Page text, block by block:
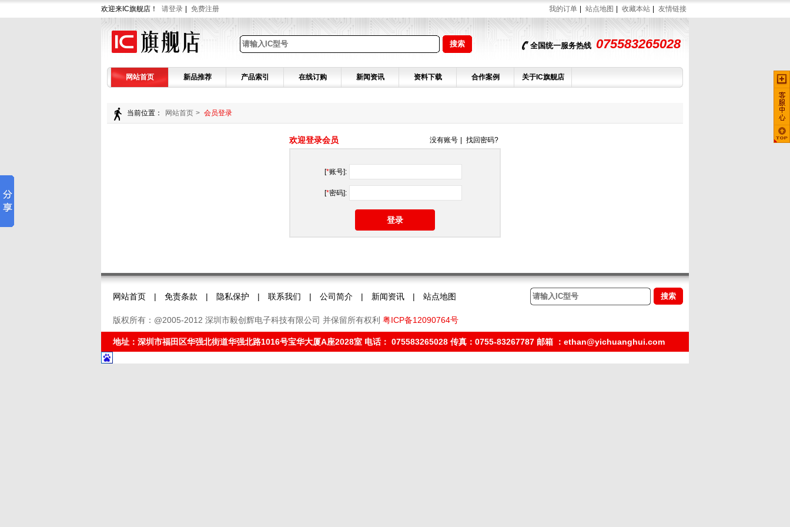
欢迎来IC旗舰店！ 请登录 免费注册 我的订单 站点地图 收藏本站 友情链接
全国统一服务热线 075583265028
网站首页 新品推荐 产品索引 在线订购 新闻资讯 资料下载 合作案例 关于IC旗舰店
当前位置： 网站首页 > 会员登录
欢迎登录会员 没有账号 找回密码?
[*账号]:
[*密码]:
登录
网站首页 | 免责条款 | 隐私保护 | 联系我们 | 公司简介 | 新闻资讯 | 站点地图
版权所有：@2005-2012 深圳市毅创辉电子科技有限公司 并保留所有权利 粤ICP备12090764号
地址：深圳市福田区华强北街道华强北路1016号宝华大厦A座2028室 电话： 075583265028 传真：0755-83267787 邮箱 ：ethan@yichuanghui.com